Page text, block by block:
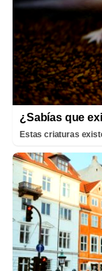
¿Sabías que
Estas criaturas